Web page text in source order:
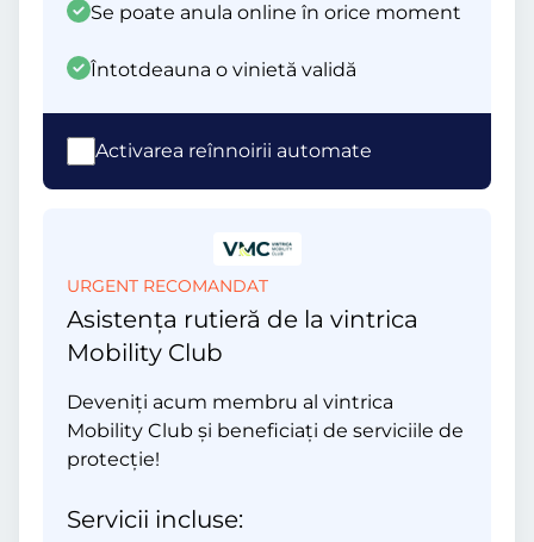
Se poate anula online în orice moment
Întotdeauna o vinietă validă
Activarea reînnoirii automate
URGENT RECOMANDAT
Asistența rutieră de la vintrica
Mobility Club
Deveniți acum membru al vintrica
Mobility Club și beneficiați de serviciile de
protecție!
Servicii incluse: